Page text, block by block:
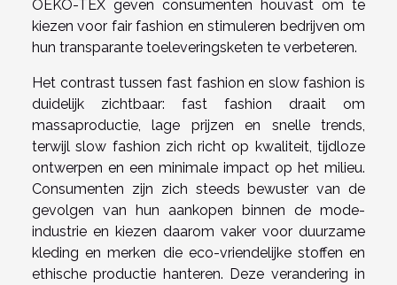
OEKO-TEX geven consumenten houvast om te
kiezen voor fair fashion en stimuleren bedrijven om
hun transparante toeleveringsketen te verbeteren.
Het contrast tussen fast fashion en slow fashion is
duidelijk zichtbaar: fast fashion draait om
massaproductie, lage prijzen en snelle trends,
terwijl slow fashion zich richt op kwaliteit, tijdloze
ontwerpen en een minimale impact op het milieu.
Consumenten zijn zich steeds bewuster van de
gevolgen van hun aankopen binnen de mode-
industrie en kiezen daarom vaker voor duurzame
kleding en merken die eco-vriendelijke stoffen en
ethische productie hanteren. Deze verandering in